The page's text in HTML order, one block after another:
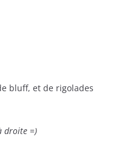
bluff, et de rigolades
droite =)